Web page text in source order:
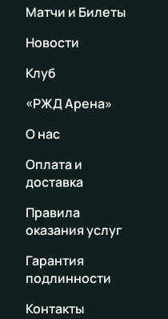
Матчи и Билеты
Новости
Клуб
«РЖД Арена»
О нас
Оплата и
доставка
Правила
оказания услуг
Гарантия
подлинности
Контакты